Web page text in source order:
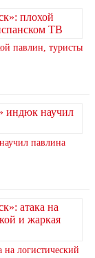
павлин, туристы
павлина
логистический